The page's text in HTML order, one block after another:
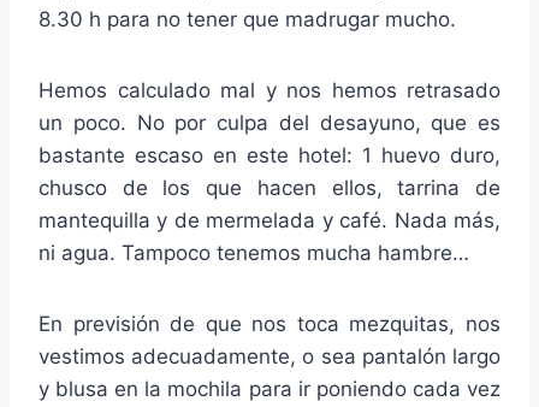
8.30 h para no tener que madrugar mucho.
Hemos calculado mal y nos hemos retrasado
un poco. No por culpa del desayuno, que es
bastante escaso en este hotel: 1 huevo duro,
chusco de los que hacen ellos, tarrina de
mantequilla y de mermelada y café. Nada más,
ni agua. Tampoco tenemos mucha hambre…
En previsión de que nos toca mezquitas, nos
vestimos adecuadamente, o sea pantalón largo
y blusa en la mochila para ir poniendo cada vez